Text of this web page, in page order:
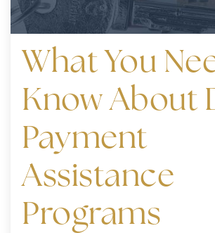
What You
Know About
Payment
Assistance
Programs